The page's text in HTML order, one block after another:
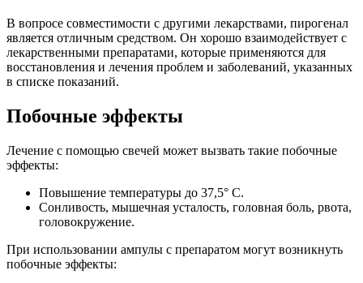
В вопросе совместимости с другими лекарствами, пирогенал
является отличным средством. Он хорошо взаимодействует с
лекарственными препаратами, которые применяются для
восстановления и лечения проблем и заболеваний, указанных
в списке показаний.
Побочные эффекты
Лечение с помощью свечей может вызвать такие побочные
эффекты:
Повышение температуры до 37,5° C.
Сонливость, мышечная усталость, головная боль, рвота,
головокружение.
При использовании ампулы с препаратом могут возникнуть
побочные эффекты: